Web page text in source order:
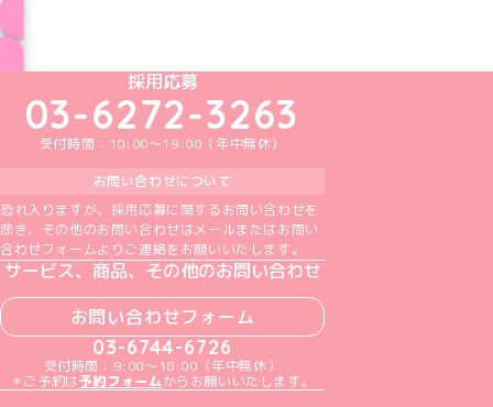
めいどりーみんTikTok公式アカウント
めいどりーみんX公式アカウント
めいどりーみんInstagram公式アカウント
めいどりーみんFacebook公式アカウン
めいどりーみんYouTube公式アカ
採用応募
03-6272-3263
受付時間：10:00～19:00（年中無休）
お問い合わせについて
恐れ入りますが、採用応募に関するお問い合わせを
除き、その他のお問い合わせはメールまたはお問い
合わせフォームよりご連絡をお願いいたします。
サービス、商品、その他のお問い合わせ
お問い合わせフォーム
03-6744-6726
受付時間：9:00～18:00（年中無休）
＊ご予約は予約フォームからお願いいたします。